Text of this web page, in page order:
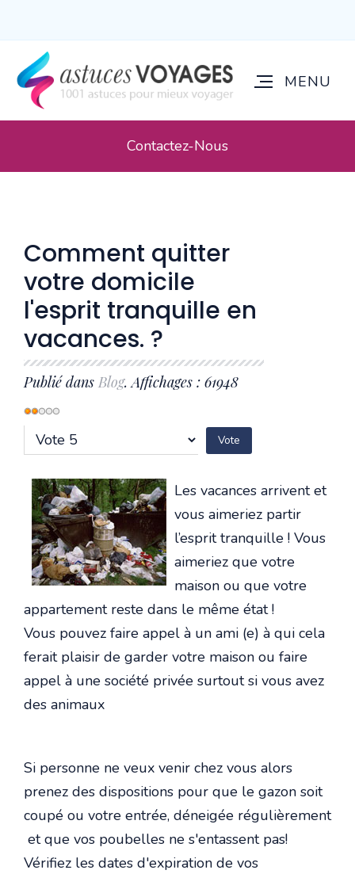
Contactez-Nous
Comment quitter
votre domicile
l'esprit tranquille en
vacances. ?
Publié dans Blog. Affichages : 61948
Vote
utilisateur:
Veuillez
voter
Les vacances arrivent et
vous aimeriez partir
l’esprit tranquille ! Vous
aimeriez que votre
maison ou que votre
appartement reste dans le même état !
Vous pouvez faire appel à un ami (e) à qui cela
ferait plaisir de garder votre maison ou faire
appel à une société privée surtout si vous avez
des animaux
Si personne ne veux venir chez vous alors
prenez des dispositions pour que le gazon soit
coupé ou votre entrée, déneigée régulièrement
et que vos poubelles ne s'entassent pas!
Vérifiez les dates d'expiration de vos